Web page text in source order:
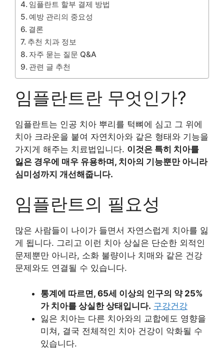
임플란트 할부 결제 방법
예방 관리의 중요성
결론
추천 치과 정보
자주 묻는 질문 Q&A
관련 글 추천
임플란트란 무엇인가?
임플란트는 인공 치아 뿌리를 턱뼈에 심고 그 위에
치아 크라운을 붙여 자연치아와 같은 형태와 기능을
가지게 해주는 치료법입니다. 이것은 특히 치아를
잃은 경우에 매우 유용하며, 치아의 기능뿐만 아니라
심미성까지 개선해줍니다.
임플란트의 필요성
많은 사람들이 나이가 들면서 자연스럽게 치아를 잃
게 됩니다. 그리고 이런 치아 상실은 단순한 외적인
문제뿐만 아니라, 소화 불량이나 치매와 같은 건강
문제와도 연결될 수 있습니다.
통계에 따르면, 65세 이상의 인구의 약 25%
가 치아를 상실한 상태입니다. 구강건강
잃은 치아는 다른 치아와의 교합에도 영향을
미쳐, 결국 전체적인 치아 건강이 악화될 수
있습니다.